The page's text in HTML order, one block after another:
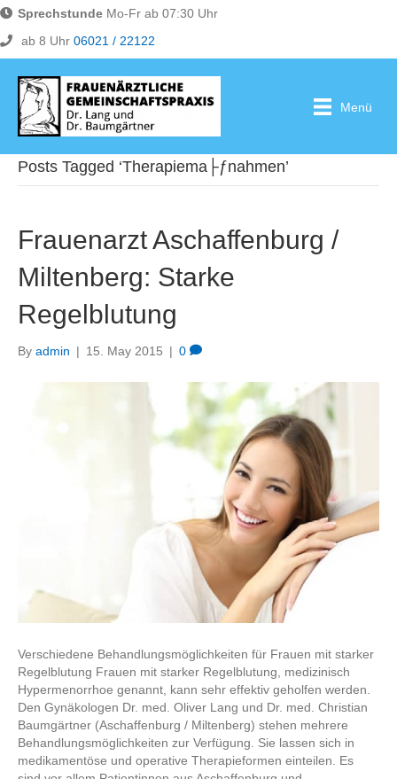
Sprechstunde Mo-Fr ab 07:30 Uhr
ab 8 Uhr 06021 / 22122
Menü
Posts Tagged ‘Therapiema├ƒnahmen’
Frauenarzt Aschaffenburg /
Miltenberg: Starke
Regelblutung
By admin | 15. May 2015 | 0
Verschiedene Behandlungsmöglichkeiten für Frauen mit starker
Regelblutung Frauen mit starker Regelblutung, medizinisch
Hypermenorrhoe genannt, kann sehr effektiv geholfen werden.
Den Gynäkologen Dr. med. Oliver Lang und Dr. med. Christian
Baumgärtner (Aschaffenburg / Miltenberg) stehen mehrere
Behandlungsmöglichkeiten zur Verfügung. Sie lassen sich in
medikamentöse und operative Therapieformen einteilen. Es